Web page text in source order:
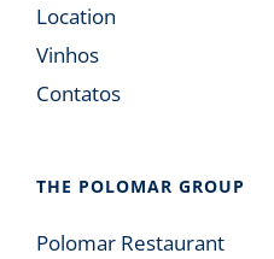
Location
Vinhos
Contatos
THE POLOMAR GROUP
Polomar Restaurant